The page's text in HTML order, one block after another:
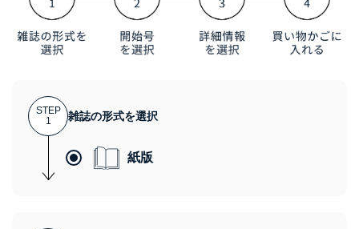
STEP
1
雑誌の形式を選択
紙版